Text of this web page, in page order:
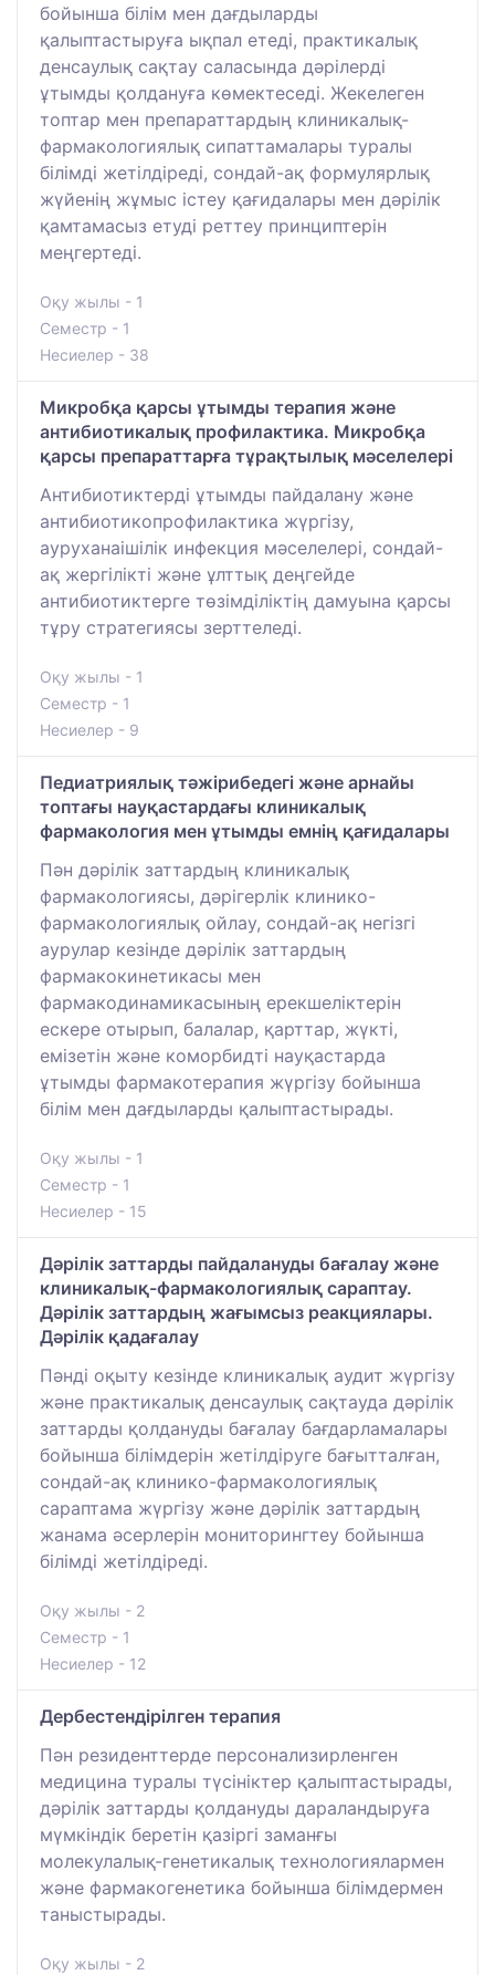
бойынша білім мен дағдыларды
қалыптастыруға ықпал етеді, практикалық
денсаулық сақтау саласында дәрілерді
ұтымды қолдануға көмектеседі. Жекелеген
топтар мен препараттардың клиникалық-
фармакологиялық сипаттамалары туралы
білімді жетілдіреді, сондай-ақ формулярлық
жүйенің жұмыс істеу қағидалары мен дәрілік
қамтамасыз етуді реттеу принциптерін
меңгертеді.
Оқу жылы - 1
Семестр - 1
Несиелер - 38
Микробқа қарсы ұтымды терапия және
антибиотикалық профилактика. Микробқа
қарсы препараттарға тұрақтылық мәселелері
Антибиотиктерді ұтымды пайдалану және
антибиотикопрофилактика жүргізу,
ауруханаішілік инфекция мәселелері, сондай-
ақ жергілікті және ұлттық деңгейде
антибиотиктерге төзімділіктің дамуына қарсы
тұру стратегиясы зерттеледі.
Оқу жылы - 1
Семестр - 1
Несиелер - 9
Педиатриялық тәжірибедегі және арнайы
топтағы науқастардағы клиникалық
фармакология мен ұтымды емнің қағидалары
Пән дәрілік заттардың клиникалық
фармакологиясы, дәрігерлік клинико-
фармакологиялық ойлау, сондай-ақ негізгі
аурулар кезінде дәрілік заттардың
фармакокинетикасы мен
фармакодинамикасының ерекшеліктерін
ескере отырып, балалар, қарттар, жүкті,
емізетін және коморбидті науқастарда
ұтымды фармакотерапия жүргізу бойынша
білім мен дағдыларды қалыптастырады.
Оқу жылы - 1
Семестр - 1
Несиелер - 15
Дәрілік заттарды пайдалануды бағалау және
клиникалық-фармакологиялық сараптау.
Дәрілік заттардың жағымсыз реакциялары.
Дәрілік қадағалау
Пәнді оқыту кезінде клиникалық аудит жүргізу
және практикалық денсаулық сақтауда дәрілік
заттарды қолдануды бағалау бағдарламалары
бойынша білімдерін жетілдіруге бағытталған,
сондай-ақ клинико-фармакологиялық
сараптама жүргізу және дәрілік заттардың
жанама әсерлерін мониторингтеу бойынша
білімді жетілдіреді.
Оқу жылы - 2
Семестр - 1
Несиелер - 12
Дербестендірілген терапия
Пән резиденттерде персонализирленген
медицина туралы түсініктер қалыптастырады,
дәрілік заттарды қолдануды дараландыруға
мүмкіндік беретін қазіргі заманғы
молекулалық-генетикалық технологиялармен
және фармакогенетика бойынша білімдермен
таныстырады.
Оқу жылы - 2